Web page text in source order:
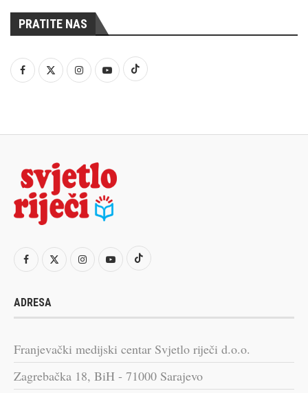
PRATITE NAS
ADRESA
Franjevački medijski centar Svjetlo riječi d.o.o.
Zagrebačka 18, BiH - 71000 Sarajevo